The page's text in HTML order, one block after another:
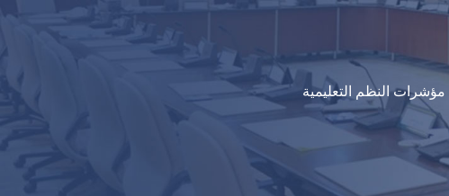
مؤشرات النظم التعليمية